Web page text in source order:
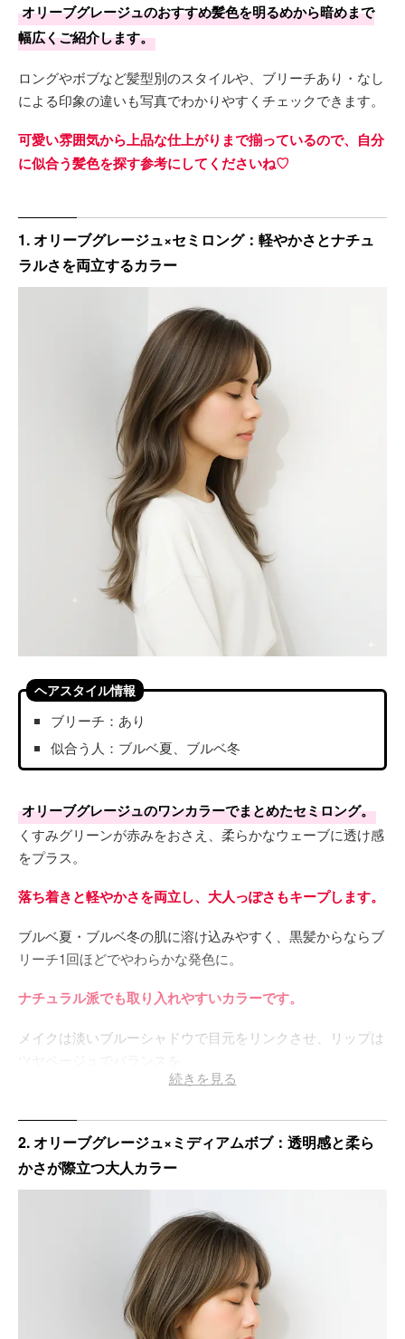
オリーブグレージュのおすすめ髪色を明るめから暗めまで
幅広くご紹介します。
ロングやボブなど髪型別のスタイルや、ブリーチあり・なし
による印象の違いも写真でわかりやすくチェックできます。
可愛い雰囲気から上品な仕上がりまで揃っているので、自分
に似合う髪色を探す参考にしてくださいね♡
1. オリーブグレージュ×セミロング：軽やかさとナチュ
ラルさを両立するカラー
ヘアスタイル情報
ブリーチ：あり
似合う人：ブルベ夏、ブルベ冬
オリーブグレージュのワンカラーでまとめたセミロング。
くすみグリーンが赤みをおさえ、柔らかなウェーブに透け感
をプラス。
落ち着きと軽やかさを両立し、大人っぽさもキープします。
ブルベ夏・ブルベ冬の肌に溶け込みやすく、黒髪からならブ
リーチ1回ほどでやわらかな発色に。
ナチュラル派でも取り入れやすいカラーです。
メイクは淡いブルーシャドウで目元をリンクさせ、リップは
す♡
続きを見る
2. オリーブグレージュ×ミディアムボブ：透明感と柔ら
かさが際立つ大人カラー